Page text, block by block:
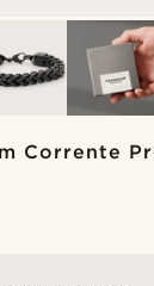
Corrente